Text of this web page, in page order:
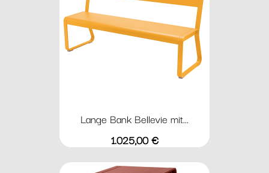
Lange Bank Bellevie mit...
Preis
1.025,00 €